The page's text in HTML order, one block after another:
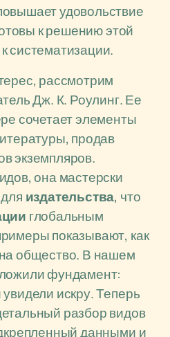
удовольствие
к решению этой
систематизации.
рассмотрим
Дж. К. Роулинг. Ее
сочетает элементы
продав
экземпляров.
она мастерски
издательства, что
глобальным
показывают, как
общество. В нашем
фундамент:
искру. Теперь
разбор видов
данными и